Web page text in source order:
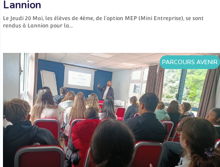
Lannion
Le Jeudi 20 Mai, les élèves de 4ème, de l’option MEP (Mini Entreprise), se sont
rendus à Lannion pour la…
PARCOURS AVENIR